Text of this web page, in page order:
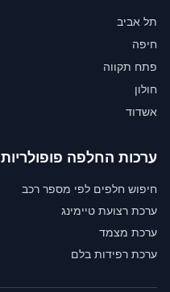
תל אביב
חיפה
פתח תקווה
חולון
אשדוד
ערכות החלפה פופולריות
חיפוש חלפים לפי מספר רכב
ערכת רצועת טיימינג
ערכת מצמד
ערכת רפידות בלם